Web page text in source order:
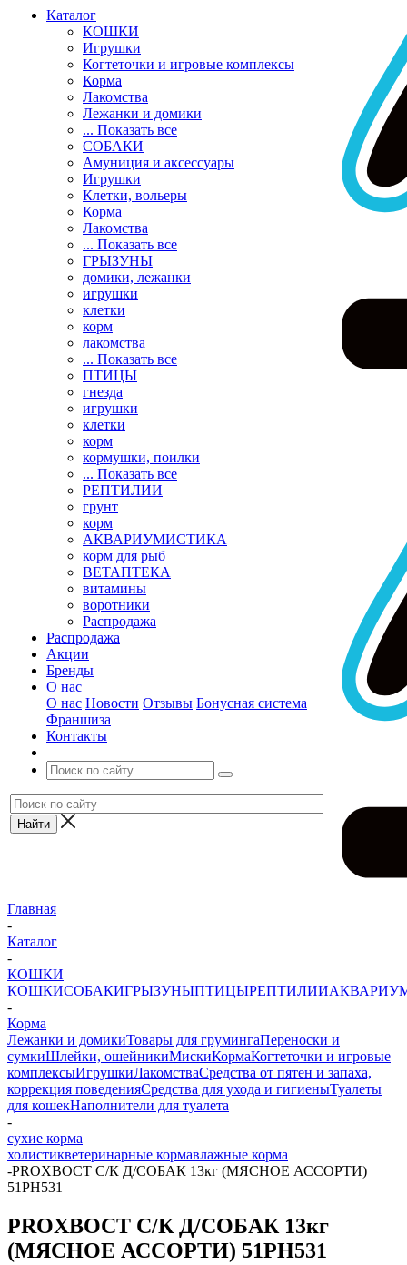
Каталог
КОШКИ
Игрушки
Когтеточки и игровые комплексы
Корма
Лакомства
Лежанки и домики
... Показать все
СОБАКИ
Амуниция и аксессуары
Игрушки
Клетки, вольеры
Корма
Лакомства
... Показать все
ГРЫЗУНЫ
домики, лежанки
игрушки
клетки
корм
лакомства
... Показать все
ПТИЦЫ
гнезда
игрушки
клетки
корм
кормушки, поилки
... Показать все
РЕПТИЛИИ
грунт
корм
АКВАРИУМИСТИКА
корм для рыб
ВЕТАПТЕКА
витамины
воротники
Распродажа
Распродажа
Акции
Бренды
О нас
О нас Новости Отзывы Бонусная система
Франшиза
Контакты
Главная
-
Каталог
-
КОШКИ
КОШКИСОБАКИГРЫЗУНЫПТИЦЫРЕПТИЛИИ
-
Корма
Лежанки и домикиТовары для грумингаПереноски и
сумкиШлейки, ошейникиМискиКормаКогтеточки и игровые
комплексыИгрушкиЛакомстваСредства от пятен и запаха,
коррекция поведенияСредства для ухода и гигиеныТуалеты
для кошекНаполнители для туалета
-
сухие корма
холистикветеринарные кормавлажные корма
-PROХВОСТ С/К Д/СОБАК 13кг (МЯСНОЕ АССОРТИ)
51РН531
PROХВОСТ С/К Д/СОБАК 13кг
(МЯСНОЕ АССОРТИ) 51РН531